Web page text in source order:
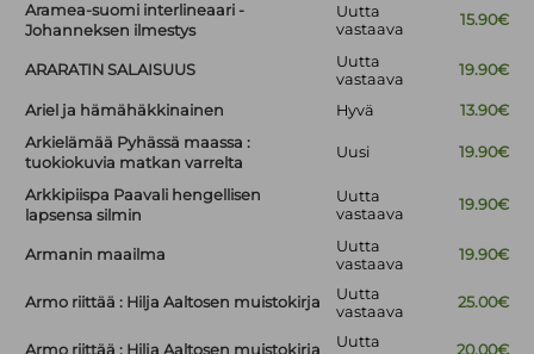
Aramea-suomi interlineaari -
Johanneksen ilmestys
Uutta
vastaava
15.90€
ARARATIN SALAISUUS
Uutta
vastaava
19.90€
Ariel ja hämähäkkinainen Hyvä
13.90€
Arkielämää Pyhässä maassa :
tuokiokuvia matkan varrelta
Uusi 19.90€
Arkkipiispa Paavali hengellisen
lapsensa silmin
Uutta
vastaava
19.90€
Armanin maailma
Uutta
vastaava
19.90€
Armo riittää : Hilja Aaltosen muistokirja
Uutta
vastaava
25.00€
Armo riittää : Hilja Aaltosen muistokirja
Uutta
20.00€